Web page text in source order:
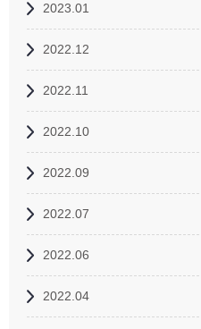
2023.01
2022.12
2022.11
2022.10
2022.09
2022.07
2022.06
2022.04